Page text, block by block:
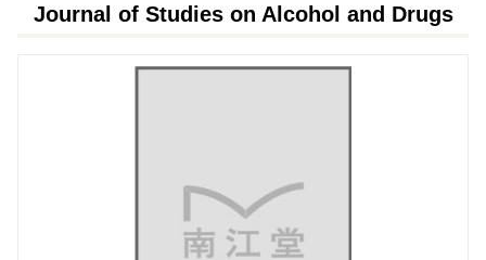
Journal of Studies on Alcohol and Drugs